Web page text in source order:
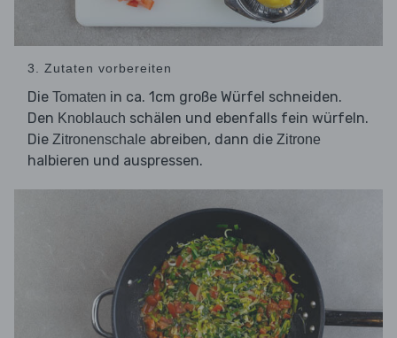
3. Zutaten vorbereiten
Die Tomaten in ca. 1cm große Würfel schneiden.
Den Knoblauch schälen und ebenfalls fein würfeln.
Die Zitronenschale abreiben, dann die Zitrone
halbieren und auspressen.